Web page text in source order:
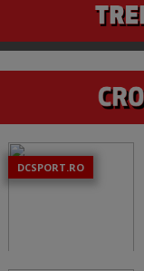
DCSPORT.RO